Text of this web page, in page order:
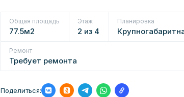
Общая площадь
77.5м2
Этаж
2 из 4
Планировка
Ремонт
Требует ремонта
Поделиться: